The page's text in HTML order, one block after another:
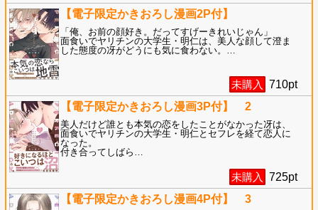
【電子限定かきおろし漫画2P付】
「俺、お前の顔好き。だってすげーきれいじゃん」
面食いでヤリチンの大学生・明仁は、美人な顔して澄ま
した態度の冴がどうにも気に食わない。
未購入 710pt
【電子限定かきおろし漫画3P付】 2
美人だけど誰とも本気の恋をしたことがなかった冴は、
面食いでヤリチンの大学生・明仁とセフレを経て恋人に
なった。
付き合ってしばら
未購入 725pt
【電子限定かきおろし漫画4P付】 3